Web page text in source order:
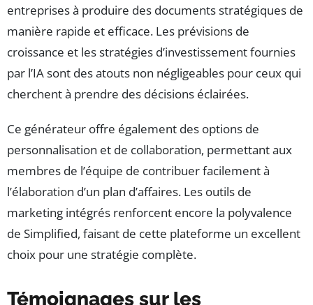
entreprises à produire des documents stratégiques de
manière rapide et efficace. Les prévisions de
croissance et les stratégies d’investissement fournies
par l’IA sont des atouts non négligeables pour ceux qui
cherchent à prendre des décisions éclairées.
Ce générateur offre également des options de
personnalisation et de collaboration, permettant aux
membres de l’équipe de contribuer facilement à
l’élaboration d’un plan d’affaires. Les outils de
marketing intégrés renforcent encore la polyvalence
de Simplified, faisant de cette plateforme un excellent
choix pour une stratégie complète.
Témoignages sur les